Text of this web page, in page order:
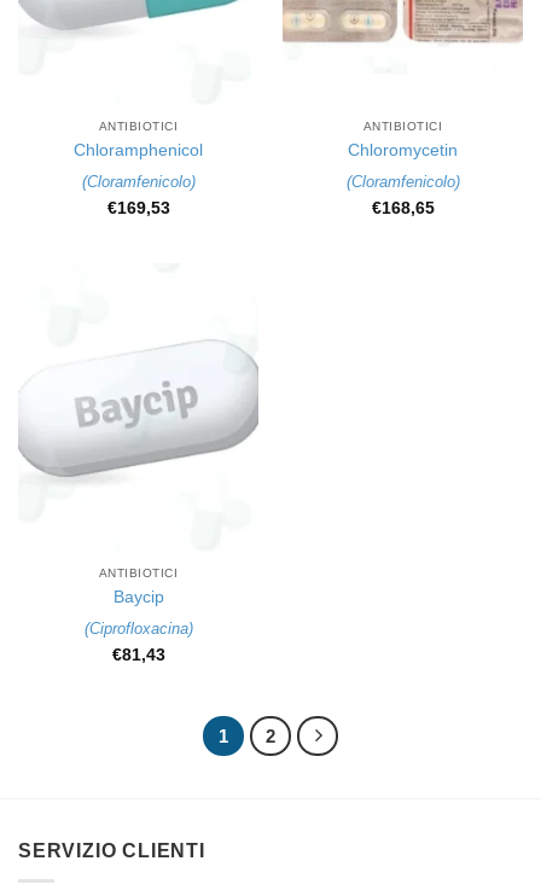
ANTIBIOTICI
Chloramphenicol
(Cloramfenicolo)
€169,53
ANTIBIOTICI
Chloromycetin
(Cloramfenicolo)
€168,65
ANTIBIOTICI
Baycip
(Ciprofloxacina)
€81,43
1 2
SERVIZIO CLIENTI